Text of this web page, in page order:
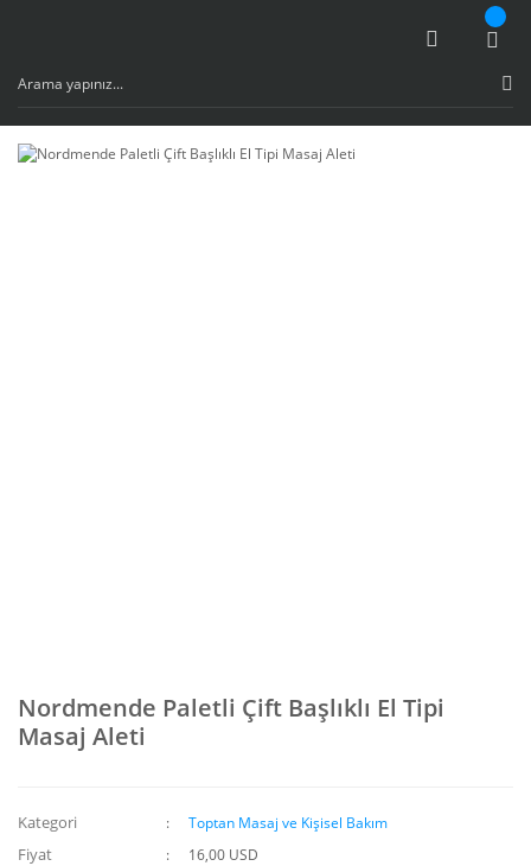
Nordmende Paletli Çift Başlıklı El Tipi
Masaj Aleti
Kategori Toptan Masaj ve Kişisel Bakım
Fiyat 16,00 USD